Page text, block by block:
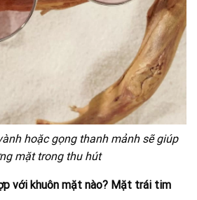
hoặc gọng thanh mảnh sẽ giúp
mặt trong thu hút
với khuôn mặt nào? Mặt trái tim